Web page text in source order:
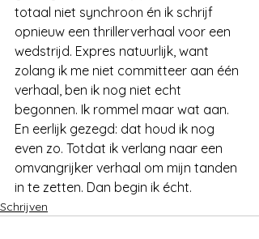
totaal niet synchroon én ik schrijf
opnieuw een thrillerverhaal voor een
wedstrijd. Expres natuurlijk, want
zolang ik me niet committeer aan één
verhaal, ben ik nog niet echt
begonnen. Ik rommel maar wat aan.
En eerlijk gezegd: dat houd ik nog
even zo. Totdat ik verlang naar een
omvangrijker verhaal om mijn tanden
in te zetten. Dan begin ik écht.
Schrijven